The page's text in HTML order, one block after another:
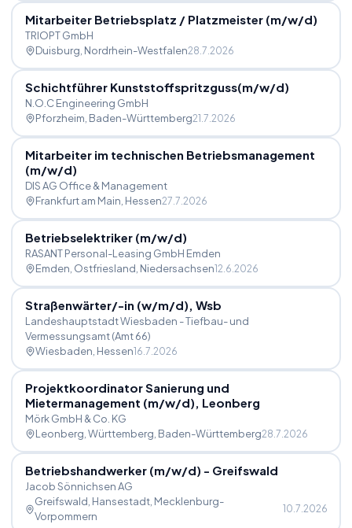
Mitarbeiter Betriebsplatz /Platzmeister (m/w/d)
TRIOPT GmbH
Duisburg , Nordrhein-Westfalen28.7.2026
Schichtführer Kunststoffspritzguss(m/w/d)
N.O.C Engineering GmbH
Pforzheim , Baden-Württemberg21.7.2026
Mitarbeiter im technischen Betriebsmanagement
(m/w/d)
DIS AG Office & Management
Frankfurt am Main , Hessen27.7.2026
Betriebselektriker (m/w/d)
RASANT Personal-Leasing GmbH Emden
Emden, Ostfriesland , Niedersachsen12.6.2026
Straßenwärter/-in (w/m/d), Wsb
Landeshauptstadt Wiesbaden - Tiefbau- und
Vermessungsamt (Amt 66)
Wiesbaden , Hessen16.7.2026
Projektkoordinator Sanierung und
Mietermanagement (m/w/d), Leonberg
Mörk GmbH & Co. KG
Leonberg, Württemberg , Baden-Württemberg28.7.2026
Betriebshandwerker (m/w/d) - Greifswald
Jacob Sönnichsen AG
Greifswald, Hansestadt , Mecklenburg-
Vorpommern
10.7.2026